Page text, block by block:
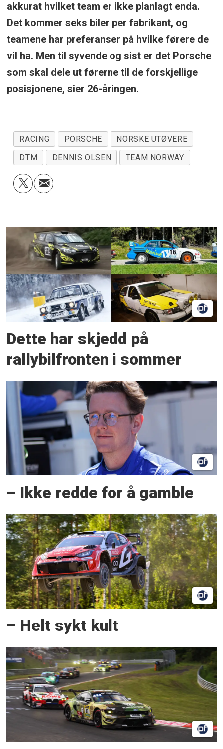
akkurat hvilket team er ikke planlagt enda.
Det kommer seks biler per fabrikant, og
teamene har preferanser på hvilke førere de
vil ha. Men til syvende og sist er det Porsche
som skal dele ut førerne til de forskjellige
posisjonene, sier 26-åringen.
RACING PORSCHE
NORSKE UTØVERE
DTM
DENNIS OLSEN TEAM NORWAY
Dette har skjedd på
rallybilfronten i sommer
– Ikke redde for å gamble
– Helt sykt kult